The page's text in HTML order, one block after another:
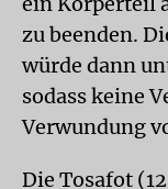
zu beenden.
würde dann
sodass keine
Verwundung
Die Tosafot